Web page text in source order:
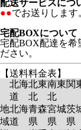
配送サービスにつ
●●でお送りします
宅配BOXについて
宅配BOX配達を希
ださい。
【送料料金表】
北海
道
北東
北
南東
北
関
地
域
北海
道
青森
県
宮城
県
茨
県